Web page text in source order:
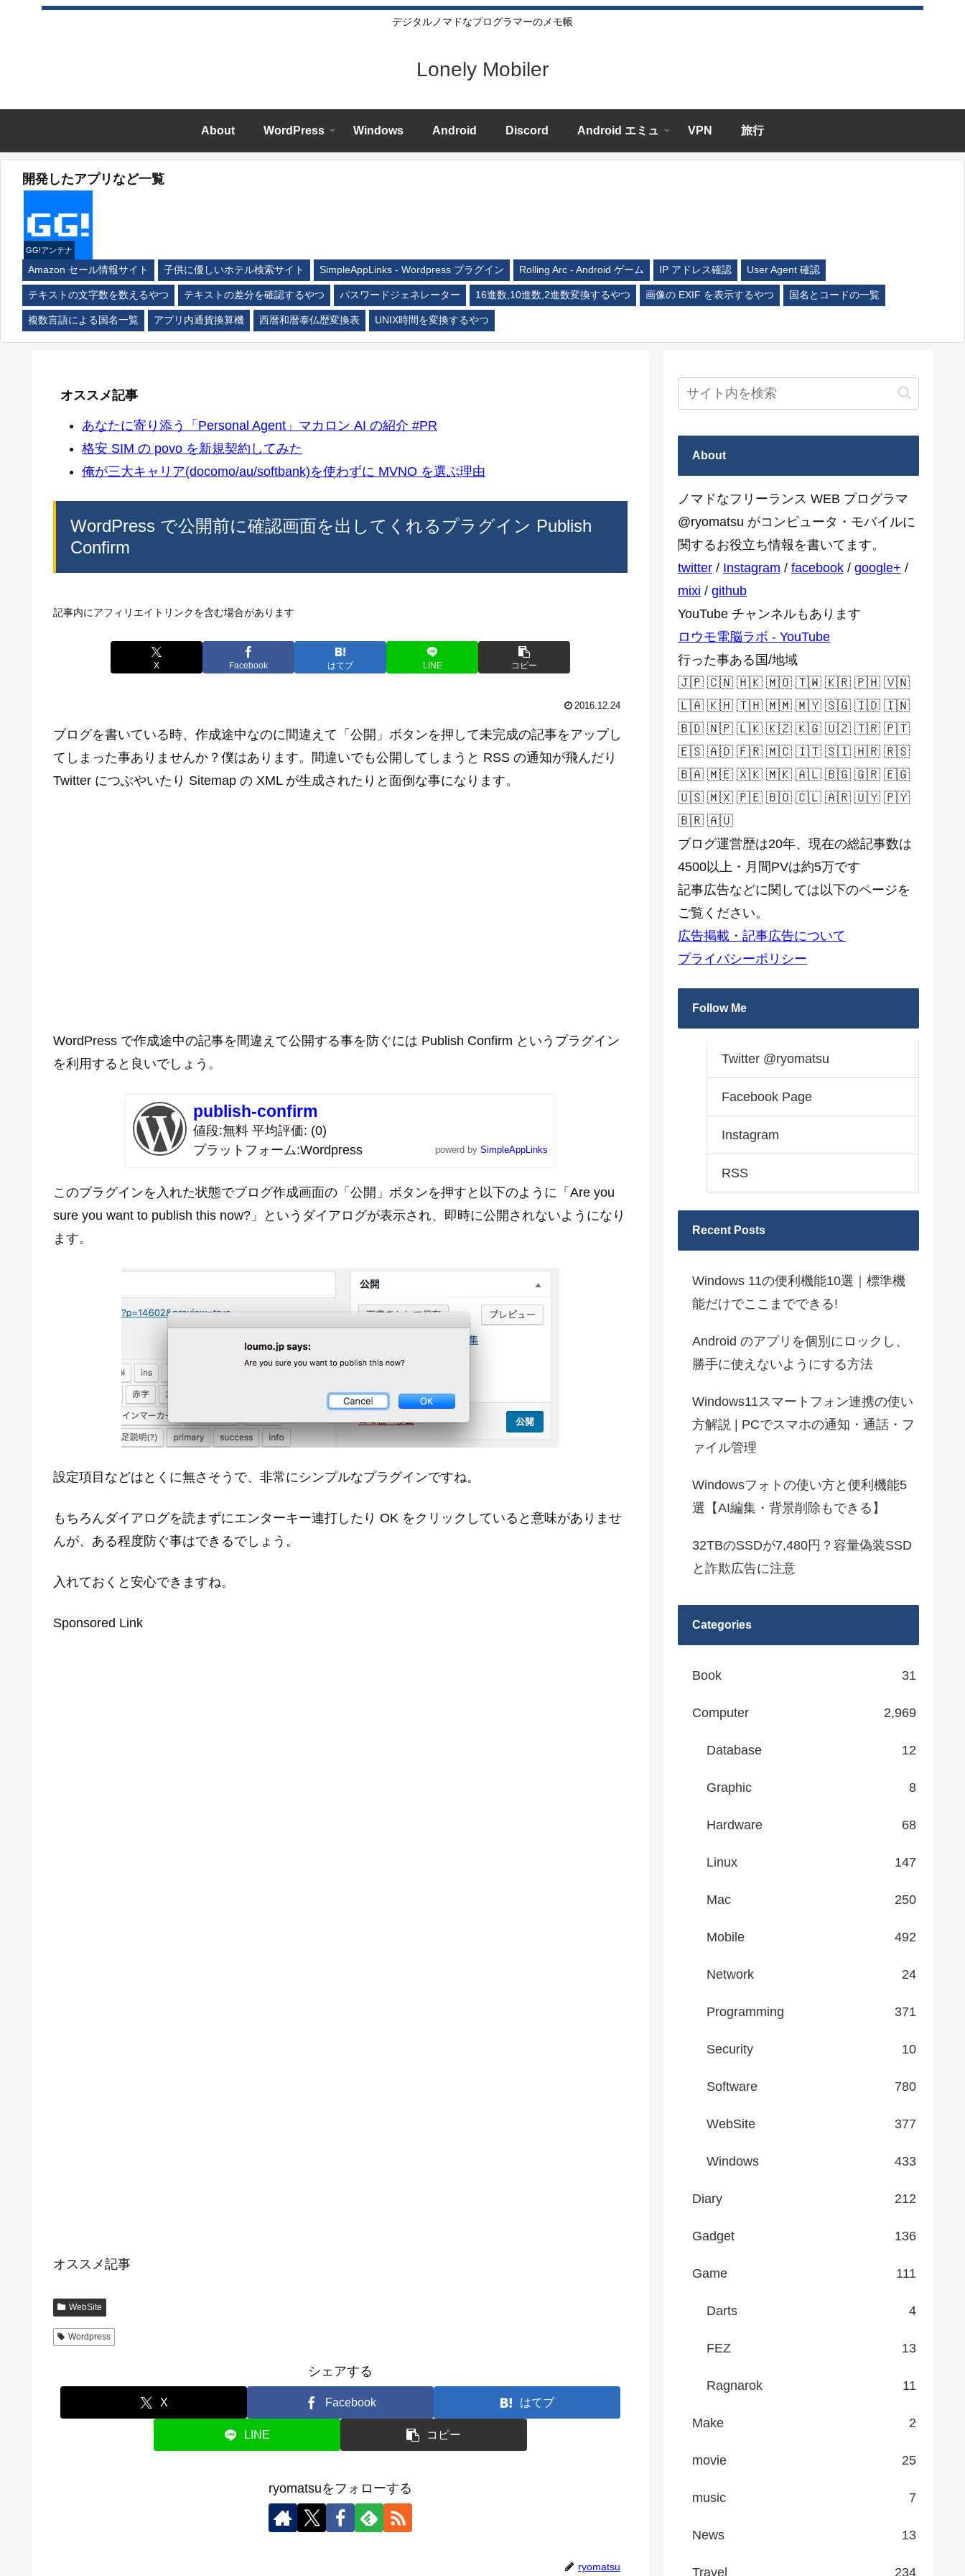
デジタルノマドなプログラマーのメモ帳
Lonely Mobiler
About WordPress Windows Android Discord Android エミュ VPN 旅行
開発したアプリなど一覧
GG!アンテナ
Amazon セール情報サイト 子供に優しいホテル検索サイト SimpleAppLinks - Wordpress プラグイン Rolling Arc - Android ゲーム IP アドレス確認 User Agent 確認
テキストの文字数を数えるやつ テキストの差分を確認するやつ パスワードジェネレーター 16進数,10進数,2進数変換するやつ 画像の EXIF を表示するやつ 国名とコードの一覧
複数言語による国名一覧 アプリ内通貨換算機 西暦和暦泰仏歴変換表 UNIX時間を変換するやつ
オススメ記事
あなたに寄り添う「Personal Agent」マカロン AI の紹介 #PR
格安 SIM の povo を新規契約してみた
俺が三大キャリア(docomo/au/softbank)を使わずに MVNO を選ぶ理由
WordPress で公開前に確認画面を出してくれるプラグイン Publish
Confirm
記事内にアフィリエイトリンクを含む場合があります
X Facebook はてブ LINE コピー
2016.12.24
ブログを書いている時、作成途中なのに間違えて「公開」ボタンを押して未完成の記事をアップし
てしまった事ありませんか？僕はあります。間違いでも公開してしまうと RSS の通知が飛んだり
Twitter につぶやいたり Sitemap の XML が生成されたりと面倒な事になります。
WordPress で作成途中の記事を間違えて公開する事を防ぐには Publish Confirm というプラグイン
を利用すると良いでしょう。
publish-confirm
値段 無料 平均評価 (0)
プラットフォーム Wordpress powerd by SimpleAppLinks
このプラグインを入れた状態でブログ作成画面の「公開」ボタンを押すと以下のように「Are you
sure you want to publish this now?」というダイアログが表示され、即時に公開されないようになり
ます。
設定項目などはとくに無さそうで、非常にシンプルなプラグインですね。
もちろんダイアログを読まずにエンターキー連打したり OK をクリックしていると意味がありませ
んが、ある程度防ぐ事はできるでしょう。
入れておくと安心できますね。
Sponsored Link
オススメ記事
WebSite
Wordpress
シェアする
X Facebook はてブ
LINE コピー
ryomatsuをフォローする
ryomatsu
About
ノマドなフリーランス WEB プログラマ
@ryomatsu がコンピュータ・モバイルに
関するお役立ち情報を書いてます。
twitter / Instagram / facebook / google+ /
mixi / github
YouTube チャンネルもあります
ロウモ電脳ラボ - YouTube
行った事ある国/地域
🇯🇵 🇨🇳 🇭🇰 🇲🇴 🇹🇼 🇰🇷 🇵🇭 🇻🇳
🇱🇦 🇰🇭 🇹🇭 🇲🇲 🇲🇾 🇸🇬 🇮🇩 🇮🇳
🇧🇩 🇳🇵 🇱🇰 🇰🇿 🇰🇬 🇺🇿 🇹🇷 🇵🇹
🇪🇸 🇦🇩 🇫🇷 🇲🇨 🇮🇹 🇸🇮 🇭🇷 🇷🇸
🇧🇦 🇲🇪 🇽🇰 🇲🇰 🇦🇱 🇧🇬 🇬🇷 🇪🇬
🇺🇸 🇲🇽 🇵🇪 🇧🇴 🇨🇱 🇦🇷 🇺🇾 🇵🇾
🇧🇷 🇦🇺
ブログ運営歴は20年、現在の総記事数は
4500以上・月間PVは約5万です
記事広告などに関しては以下のページを
ご覧ください。
広告掲載・記事広告について
プライバシーポリシー
Follow Me
Twitter @ryomatsu
Facebook Page
Instagram
RSS
Recent Posts
Windows 11の便利機能10選｜標準機
能だけでここまでできる!
Android のアプリを個別にロックし、
勝手に使えないようにする方法
Windows11スマートフォン連携の使い
方解説 | PCでスマホの通知・通話・フ
ァイル管理
Windowsフォトの使い方と便利機能5
選【AI編集・背景削除もできる】
32TBのSSDが7,480円？容量偽装SSD
と詐欺広告に注意
Categories
Book 31
Computer 2,969
Database 12
Graphic 8
Hardware 68
Linux 147
Mac 250
Mobile 492
Network 24
Programming 371
Security 10
Software 780
WebSite 377
Windows 433
Diary 212
Gadget 136
Game 111
Darts 4
FEZ 13
Ragnarok 11
Make 2
movie 25
music 7
News 13
Travel 234